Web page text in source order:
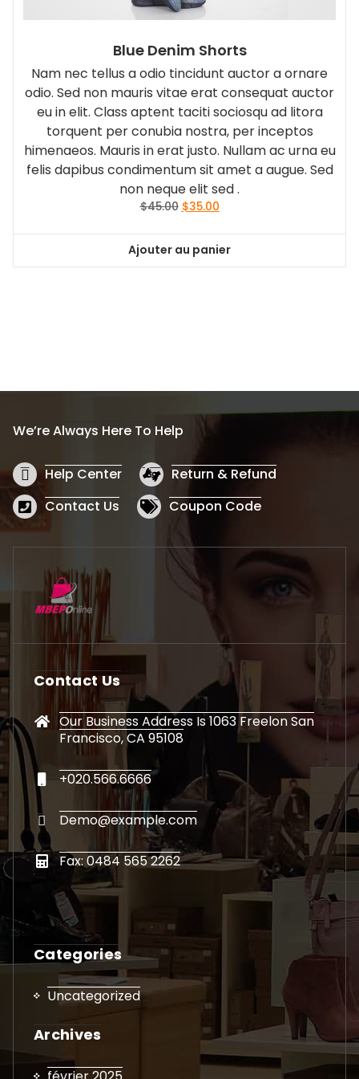
Blue Denim Shorts
Nam nec tellus a odio tincidunt auctor a ornare
odio. Sed non mauris vitae erat consequat auctor
eu in elit. Class aptent taciti sociosqu ad litora
torquent per conubia nostra, per inceptos
himenaeos. Mauris in erat justo. Nullam ac urna eu
felis dapibus condimentum sit amet a augue. Sed
non neque elit sed .
$45.00 Le
était :
$35.00Le
est :
Ajouter au panier
We’re Always Here To Help
Help Center
Return & Refund
Contact Us
Coupon Code
Contact Us
Our Business Address Is 1063 Freelon San
Francisco, CA 95108
+020.566.6666
Demo@example.com
Fax: 0484 565 2262
Categories
Uncategorized
Archives